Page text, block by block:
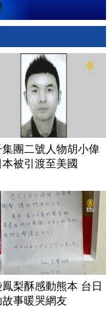
集團二號人物胡小偉
被引渡至美國
梨酥感動熊本 台日
事暖哭網友